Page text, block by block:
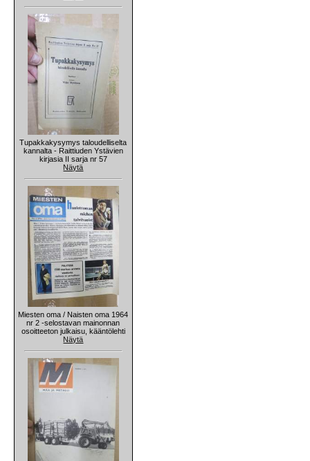
Tupakkakysymys taloudelliselta
kannalta - Raittiuden Ystävien
kirjasia II sarja nr 57
Näytä
Miesten oma / Naisten oma 1964
nr 2 -selostavan mainonnan
osoitteeton julkaisu, kääntölehti
Näytä